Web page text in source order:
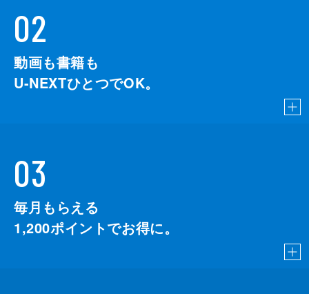
02
動画も書籍も
U-NEXTひとつでOK。
03
毎月もらえる
1,200ポイントでお得に。